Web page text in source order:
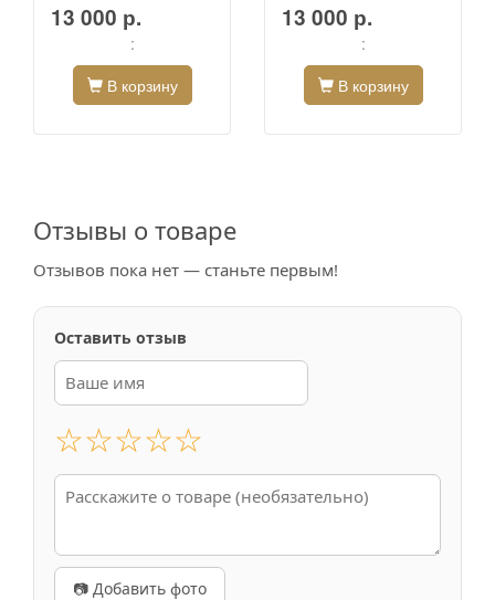
13 000 р.
:
В корзину
13 000 р.
:
В корзину
Отзывы о товаре
Отзывов пока нет — станьте первым!
Оставить отзыв
☆☆☆☆☆
📷 Добавить фото